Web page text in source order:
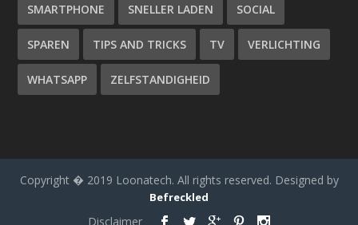
SMARTPHONE SNELLER LADEN SOCIAL
SPAREN TIPS AND TRICKS TV VERLICHTING
WHATSAPP ZELFSTANDIGHEID
Copyright � 2019 Loonatech. All rights reserved. Designed by
Befreckled
Disclaimer